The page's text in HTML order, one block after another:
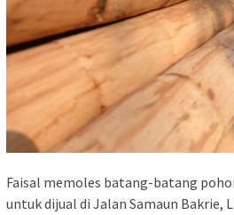
Faisal memoles batang-batang
untuk dijual di Jalan Samaun Bakrie,